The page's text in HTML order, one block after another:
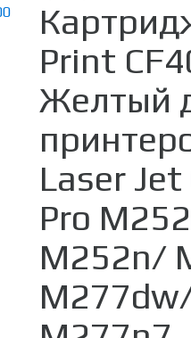
Print
Желтый
Laser Jet
Pro
M252n/